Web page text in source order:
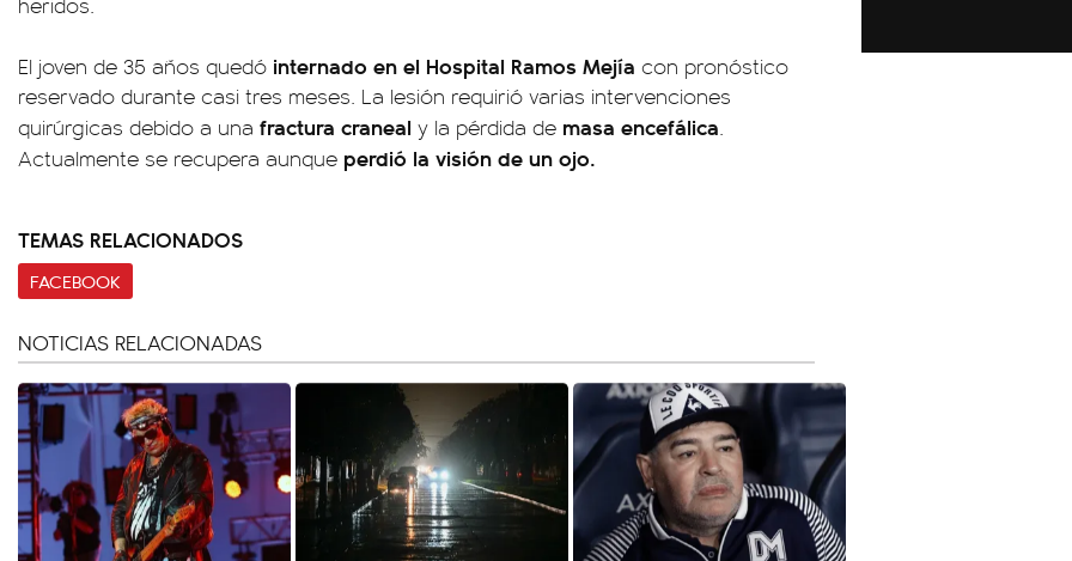
El joven de 35 años quedó internado en el Hospital Ramos Mejía con pronóstico
reservado durante casi tres meses. La lesión requirió varias intervenciones
quirúrgicas debido a una fractura craneal y la pérdida de masa encefálica.
Actualmente se recupera aunque perdió la visión de un ojo.
TEMAS RELACIONADOS
FACEBOOK
NOTICIAS RELACIONADAS
como "una lista sábana con
y destacó "la movilización